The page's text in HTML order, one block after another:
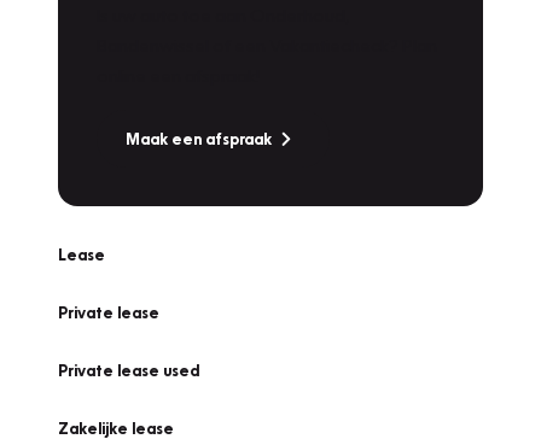
Maak een afspraak
Lease
Private lease
Private lease used
Zakelijke lease